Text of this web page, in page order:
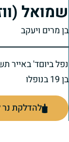
שמואל
בן מרים ויעקב
נפל ביוםד' באייר
בן 19 בנופלו
להדלקת נר